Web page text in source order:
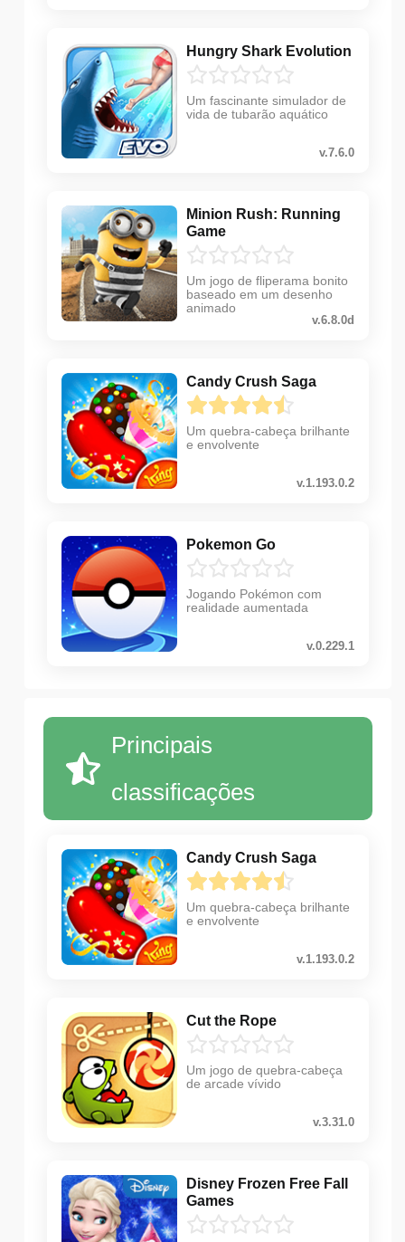
Hungry Shark Evolution
Um fascinante simulador de
vida de tubarão aquático
v.7.6.0
Minion Rush: Running
Game
Um jogo de fliperama bonito
baseado em um desenho
animado
v.6.8.0d
Candy Crush Saga
Um quebra-cabeça brilhante
e envolvente
v.1.193.0.2
Pokemon Go
Jogando Pokémon com
realidade aumentada
v.0.229.1
Principais
classificações
Candy Crush Saga
Um quebra-cabeça brilhante
e envolvente
v.1.193.0.2
Cut the Rope
Um jogo de quebra-cabeça
de arcade vívido
v.3.31.0
Disney Frozen Free Fall
Games